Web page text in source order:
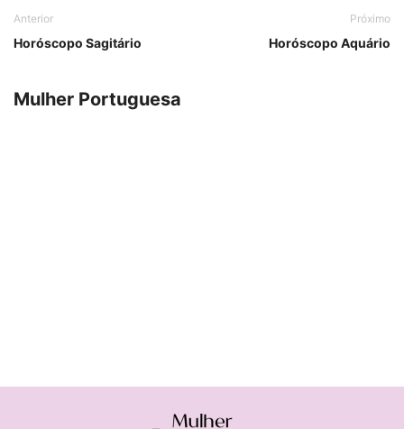
Anterior
Horóscopo Sagitário
Próximo
Horóscopo Aquário
Mulher Portuguesa